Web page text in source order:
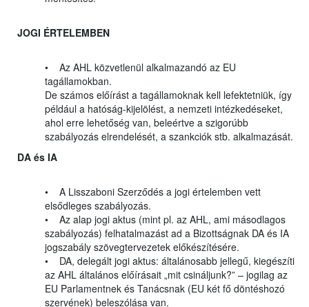
JOGI ÉRTELEMBEN
• Az AHL közvetlenül alkalmazandó az EU
tagállamokban.
De számos előírást a tagállamoknak kell lefektetniük, így
például a hatóság-kijelölést, a nemzeti intézkedéseket,
ahol erre lehetőség van, beleértve a szigorúbb
szabályozás elrendelését, a szankciók stb. alkalmazását.
DA és IA
• A Lisszaboni Szerződés a jogi értelemben vett
elsődleges szabályozás.
• Az alap jogi aktus (mint pl. az AHL, ami másodlagos
szabályozás) felhatalmazást ad a Bizottságnak DA és IA
jogszabály szövegtervezetek előkészítésére.
• DA, delegált jogi aktus: általánosabb jellegű, kiegészíti
az AHL általános előírásait „mit csináljunk?” – jogilag az
EU Parlamentnek és Tanácsnak (EU két fő döntéshozó
szervének) beleszólása van.